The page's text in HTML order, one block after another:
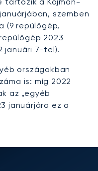
szemben
(9 repülőgép,
2023
januári 7-tel).
országokban
is: míg 2022
az „egyéb
januárjára ez a